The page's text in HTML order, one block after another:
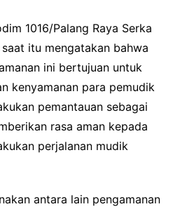
1016/Palang Raya Serka
itu mengatakan bahwa
ini bertujuan untuk
kenyamanan para pemudik
pemantauan sebagai
rasa aman kepada
perjalanan mudik
antara lain pengamanan